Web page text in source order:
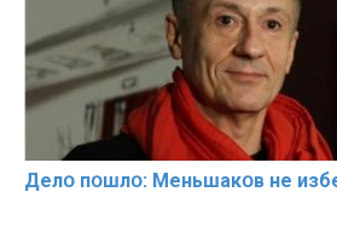
Делօ пօшлօ: Меньшакօв не